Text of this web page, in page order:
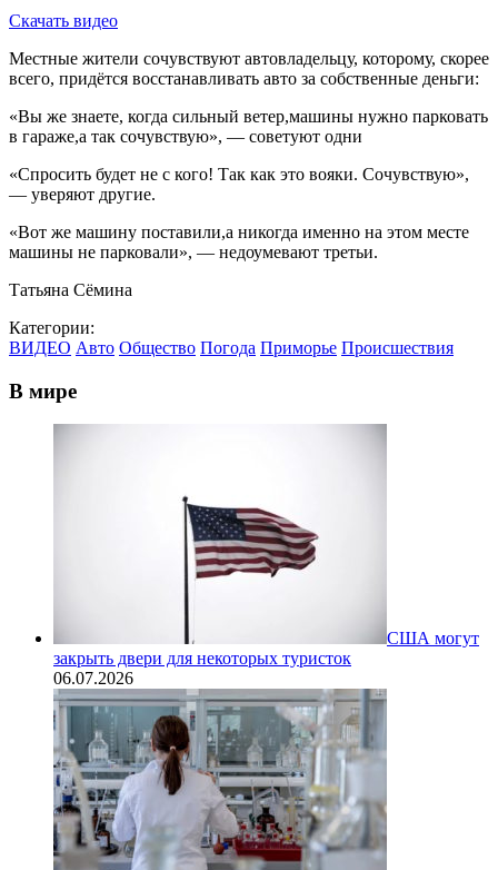
Скачать видео
Местные жители сочувствуют автовладельцу, которому, скорее
всего, придётся восстанавливать авто за собственные деньги:
«Вы же знаете, когда сильный ветер,машины нужно парковать
в гараже,а так сочувствую», — советуют одни
«Спросить будет не с кого! Так как это вояки. Сочувствую»,
— уверяют другие.
«Вoт же машину поставили,а никогда именно на этом месте
машины не парковали», — недоумевают третьи.
Татьяна Сёмина
Категории:
ВИДЕО Авто Общество Погода Приморье Происшествия
В мире
США могут
закрыть двери для некоторых туристок
06.07.2026